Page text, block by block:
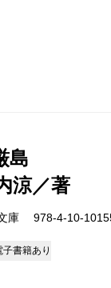
島
涼／著
庫 978-4-10-
子書籍あり